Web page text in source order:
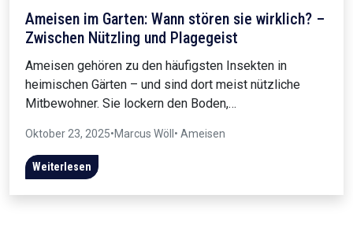
Ameisen im Garten: Wann stören sie wirklich? –
Zwischen Nützling und Plagegeist
Ameisen gehören zu den häufigsten Insekten in
heimischen Gärten – und sind dort meist nützliche
Mitbewohner. Sie lockern den Boden,…
Oktober 23, 2025•Marcus Wöll• Ameisen
Weiterlesen